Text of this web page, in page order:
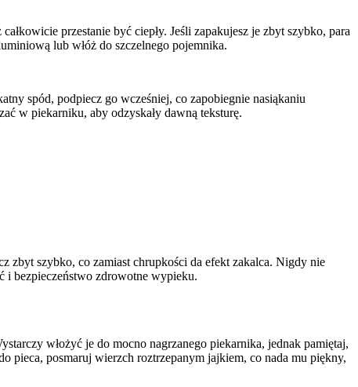
przestanie być ciepły. Jeśli zapakujesz je zbyt szybko, para
lub włóż do szczelnego pojemnika.
spód, podpiecz go wcześniej, co zapobiegnie nasiąkaniu
w piekarniku, aby odzyskały dawną teksturę.
zbyt szybko, co zamiast chrupkości da efekt zakalca. Nigdy nie
i bezpieczeństwo zdrowotne wypieku.
włożyć je do mocno nagrzanego piekarnika, jednak pamiętaj,
pieca, posmaruj wierzch roztrzepanym jajkiem, co nada mu piękny,